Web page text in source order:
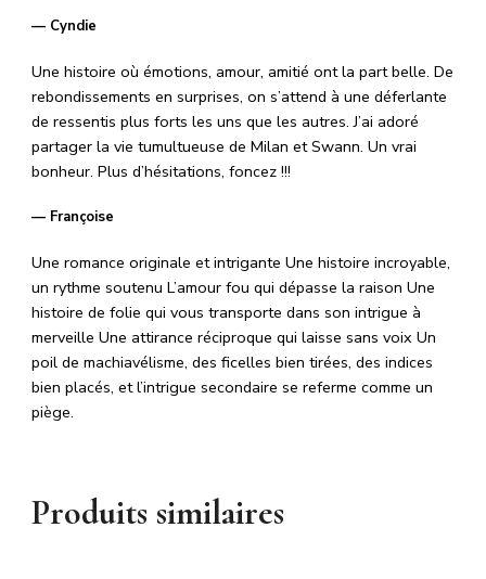
— Cyndie
Une histoire où émotions, amour, amitié ont la part belle. De
rebondissements en surprises, on s’attend à une déferlante
de ressentis plus forts les uns que les autres. J’ai adoré
partager la vie tumultueuse de Milan et Swann. Un vrai
bonheur. Plus d’hésitations, foncez !!!
— Françoise
Une romance originale et intrigante Une histoire incroyable,
un rythme soutenu L’amour fou qui dépasse la raison Une
histoire de folie qui vous transporte dans son intrigue à
merveille Une attirance réciproque qui laisse sans voix Un
poil de machiavélisme, des ficelles bien tirées, des indices
bien placés, et l’intrigue secondaire se referme comme un
piège.
Produits similaires